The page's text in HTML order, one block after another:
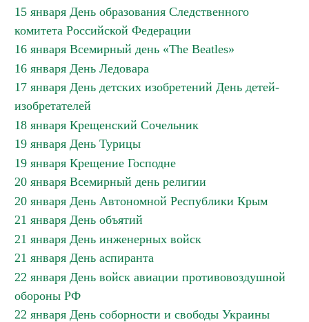
15 января День образования Следственного
комитета Российской Федерации
16 января Всемирный день «The Beatles»
16 января День Ледовара
17 января День детских изобретений День детей-
изобретателей
18 января Крещенский Сочельник
19 января День Турицы
19 января Крещение Господне
20 января Всемирный день религии
20 января День Автономной Республики Крым
21 января День объятий
21 января День инженерных войск
21 января День аспиранта
22 января День войск авиации противовоздушной
обороны РФ
22 января День соборности и свободы Украины